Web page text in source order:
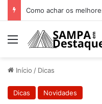
Menu
Início / Dicas
Dicas Novidades